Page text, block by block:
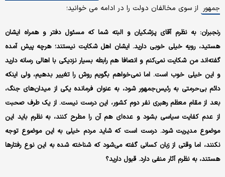
جمهور از سوی مخالفان دولت را در ادامه می خوانید؛
رنجبران: به نظرم آقای پزشکیان و البته شما که مسئول دفتر و همراه ایشان
هستید، رویه خیلی خوبی دارید. ایشان اهل شکایت نیستند؛ هرچه پیش آمده
گفته‌اند من شکایت نمی‌کنم و انصافا هم رابطه بسیار نزدیکی با اهالی رسانه دارید
و این خیلی خوب است. اما نمی‌خواهم بگویم روش را تغییر بدهیم، ولی اینکه
دائم بی‌حرمتی به رئیس‌جمهور شود، به عنوان فرمانده یکی از میدان‌های جنگ،
بعد از مقام معظم رهبری نفر دوم کشور، این درست نیست. از یک طرف صحبت
از عدم کفایت سیاسی بشود و عده‌ای هم آن را مطرح کنند، به نظرم باید این
موضوع مدیریت شود. درست است که شاید مردم خیلی به این موضوع توجه
نکنند، اما وقتی از زبان کسانی گفته می‌شود که شناخته شده به این نوع رفتارها
هستند، به نظرم آثار منفی دارد. قبول دارید؟